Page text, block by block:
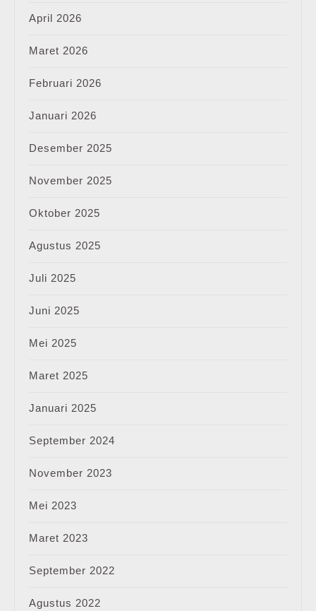
April 2026
Maret 2026
Februari 2026
Januari 2026
Desember 2025
November 2025
Oktober 2025
Agustus 2025
Juli 2025
Juni 2025
Mei 2025
Maret 2025
Januari 2025
September 2024
November 2023
Mei 2023
Maret 2023
September 2022
Agustus 2022